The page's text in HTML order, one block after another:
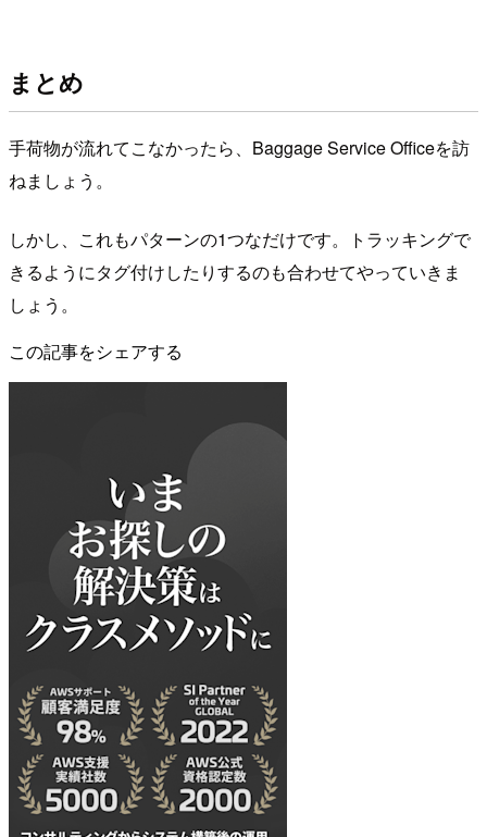
まとめ
手荷物が流れてこなかったら、Baggage Service Officeを訪
ねましょう。
しかし、これもパターンの1つなだけです。トラッキングで
きるようにタグ付けしたりするのも合わせてやっていきま
しょう。
この記事をシェアする